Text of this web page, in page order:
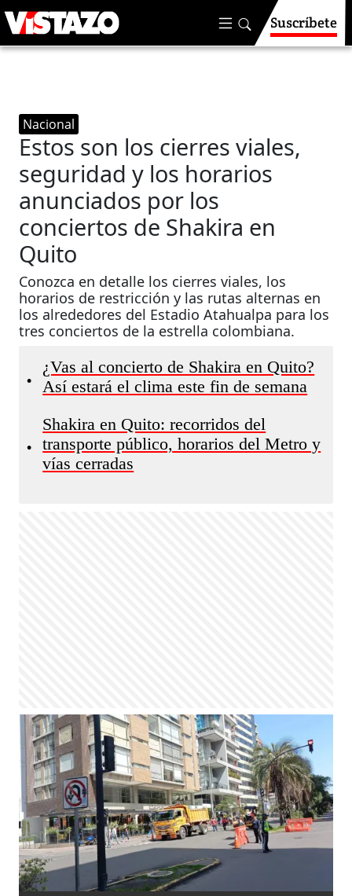
Suscríbete
Nacional
Estos son los cierres viales,
seguridad y los horarios
anunciados por los
conciertos de Shakira en
Quito
Conozca en detalle los cierres viales, los
horarios de restricción y las rutas alternas en
los alrededores del Estadio Atahualpa para los
tres conciertos de la estrella colombiana.
•
¿Vas al concierto de Shakira en Quito?
Así estará el clima este fin de semana
•
Shakira en Quito: recorridos del
transporte público, horarios del Metro y
vías cerradas